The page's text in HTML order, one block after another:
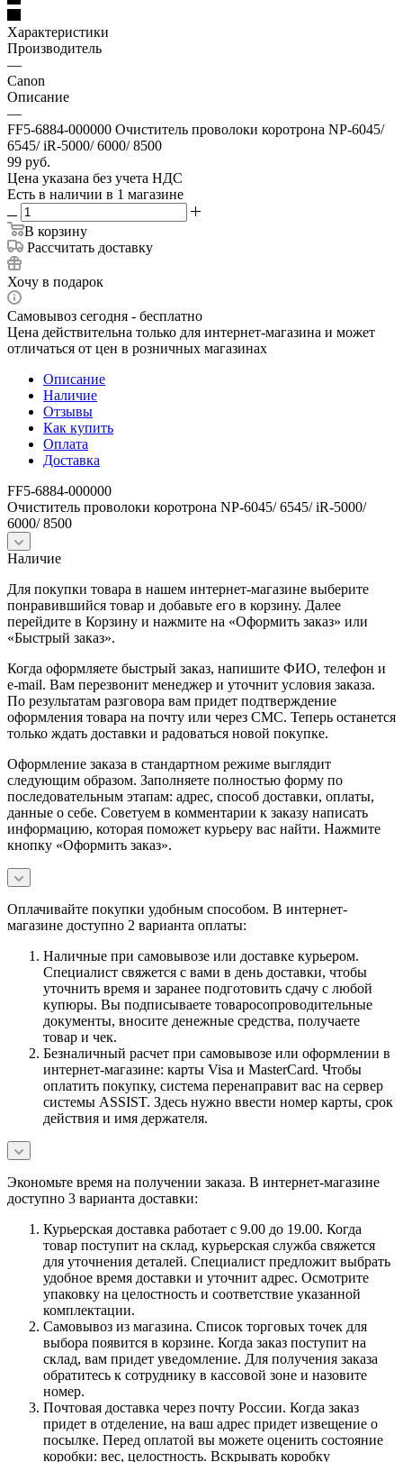
Характеристики
Производитель
—
Canon
Описание
—
FF5-6884-000000 Очиститель проволоки коротрона NP-6045/
6545/ iR-5000/ 6000/ 8500
99 руб.
Цена указана без учета НДС
Есть в наличии в 1 магазине
В корзину
Рассчитать доставку
Хочу в подарок
Самовывоз сегодня - бесплатно
Цена действительна только для интернет-магазина и может
отличаться от цен в розничных магазинах
Описание
Наличие
Отзывы
Как купить
Оплата
Доставка
FF5-6884-000000
Очиститель проволоки коротрона NP-6045/ 6545/ iR-5000/
6000/ 8500
Наличие
Для покупки товара в нашем интернет-магазине выберите
понравившийся товар и добавьте его в корзину. Далее
перейдите в Корзину и нажмите на «Оформить заказ» или
«Быстрый заказ».
Когда оформляете быстрый заказ, напишите ФИО, телефон и
e-mail. Вам перезвонит менеджер и уточнит условия заказа.
По результатам разговора вам придет подтверждение
оформления товара на почту или через СМС. Теперь останется
только ждать доставки и радоваться новой покупке.
Оформление заказа в стандартном режиме выглядит
следующим образом. Заполняете полностью форму по
последовательным этапам: адрес, способ доставки, оплаты,
данные о себе. Советуем в комментарии к заказу написать
информацию, которая поможет курьеру вас найти. Нажмите
кнопку «Оформить заказ».
Оплачивайте покупки удобным способом. В интернет-
магазине доступно 2 варианта оплаты:
Наличные при самовывозе или доставке курьером.
Специалист свяжется с вами в день доставки, чтобы
уточнить время и заранее подготовить сдачу с любой
купюры. Вы подписываете товаросопроводительные
документы, вносите денежные средства, получаете
товар и чек.
Безналичный расчет при самовывозе или оформлении в
интернет-магазине: карты Visa и MasterCard. Чтобы
оплатить покупку, система перенаправит вас на сервер
системы ASSIST. Здесь нужно ввести номер карты, срок
действия и имя держателя.
Экономьте время на получении заказа. В интернет-магазине
доступно 3 варианта доставки:
Курьерская доставка работает с 9.00 до 19.00. Когда
товар поступит на склад, курьерская служба свяжется
для уточнения деталей. Специалист предложит выбрать
удобное время доставки и уточнит адрес. Осмотрите
упаковку на целостность и соответствие указанной
комплектации.
Самовывоз из магазина. Список торговых точек для
выбора появится в корзине. Когда заказ поступит на
склад, вам придет уведомление. Для получения заказа
обратитесь к сотруднику в кассовой зоне и назовите
номер.
Почтовая доставка через почту России. Когда заказ
придет в отделение, на ваш адрес придет извещение о
посылке. Перед оплатой вы можете оценить состояние
коробки: вес, целостность. Вскрывать коробку